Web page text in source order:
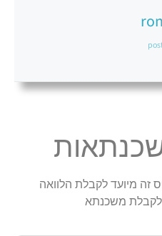
זה מיועד לקבלת הלוואה
משכנתא